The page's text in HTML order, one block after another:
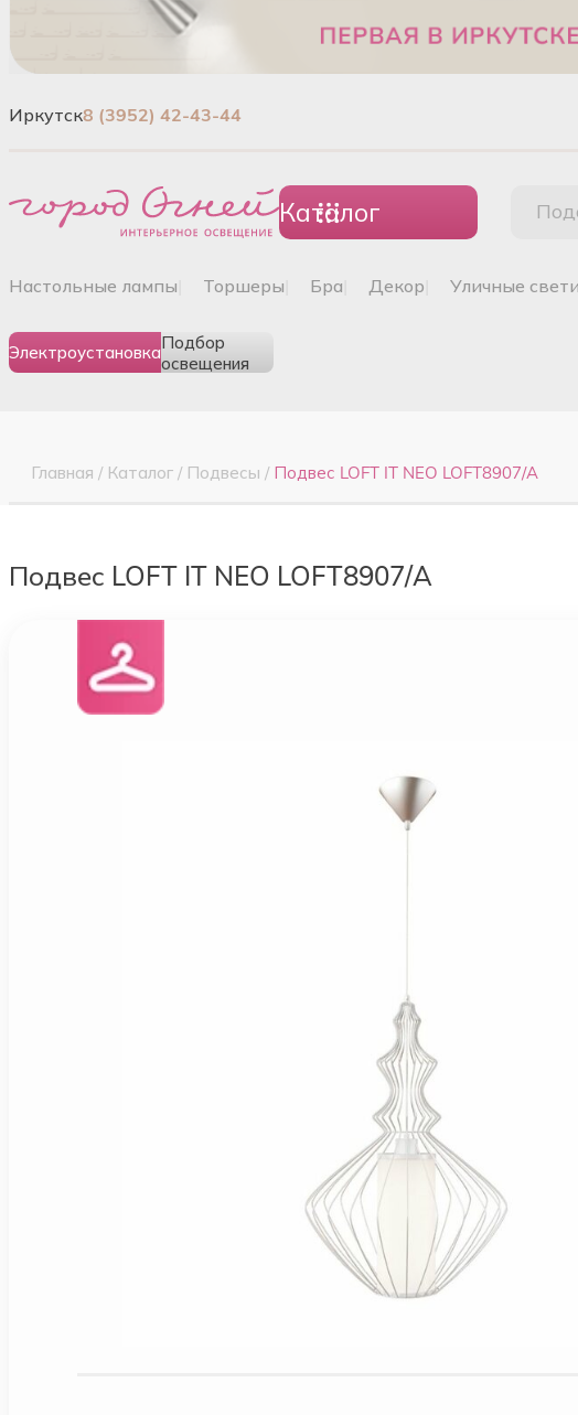
Иркутск8 (3952) 42-43-44
Каталог
настольные лампы торшеры бра декор уличные
ЭлектроустановкаПодбор
освещения
Главная / Каталог / Подвесы / Подвес LOFT IT NEO LOFT8907/A
Подвес LOFT IT NEO LOFT8907/A